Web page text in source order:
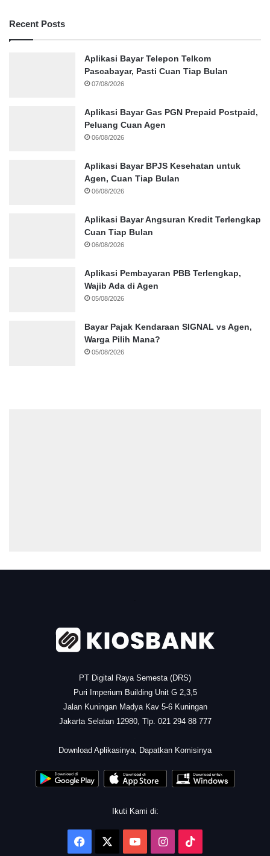
Recent Posts
Aplikasi Bayar Telepon Telkom
Pascabayar, Pasti Cuan Tiap Bulan
07/08/2026
Aplikasi Bayar Gas PGN Prepaid Postpaid,
Peluang Cuan Agen
06/08/2026
Aplikasi Bayar BPJS Kesehatan untuk
Agen, Cuan Tiap Bulan
06/08/2026
Aplikasi Bayar Angsuran Kredit Terlengkap
Cuan Tiap Bulan
06/08/2026
Aplikasi Pembayaran PBB Terlengkap,
Wajib Ada di Agen
05/08/2026
Bayar Pajak Kendaraan SIGNAL vs Agen,
Warga Pilih Mana?
05/08/2026
PT Digital Raya Semesta (DRS)
Puri Imperium Building Unit G 2,3,5
Jalan Kuningan Madya Kav 5-6 Kuningan
Jakarta Selatan 12980, Tlp. 021 294 88 777
Download Aplikasinya, Dapatkan Komisinya
Ikuti Kami di:
Facebook YouTubeInstagram